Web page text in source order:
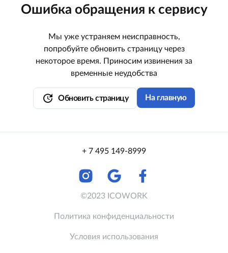
Ошибка обращения к сервису
Мы уже устраняем неисправность,
попробуйте обновить страницу через
некоторое время. Приносим извинения за
временные неудобства
update Обновить страницу На главную
+ 7 495 149-8999
©2023 ICOWORK
Политика конфиденциальности
Условия использования